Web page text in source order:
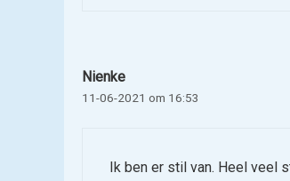
Nienke
11-06-2021 om 16:53
Ik ben er stil van. Heel veel